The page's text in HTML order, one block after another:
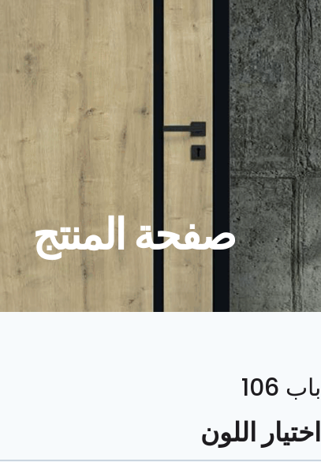
صفحة المنتج
باب 106
اختيار اللون